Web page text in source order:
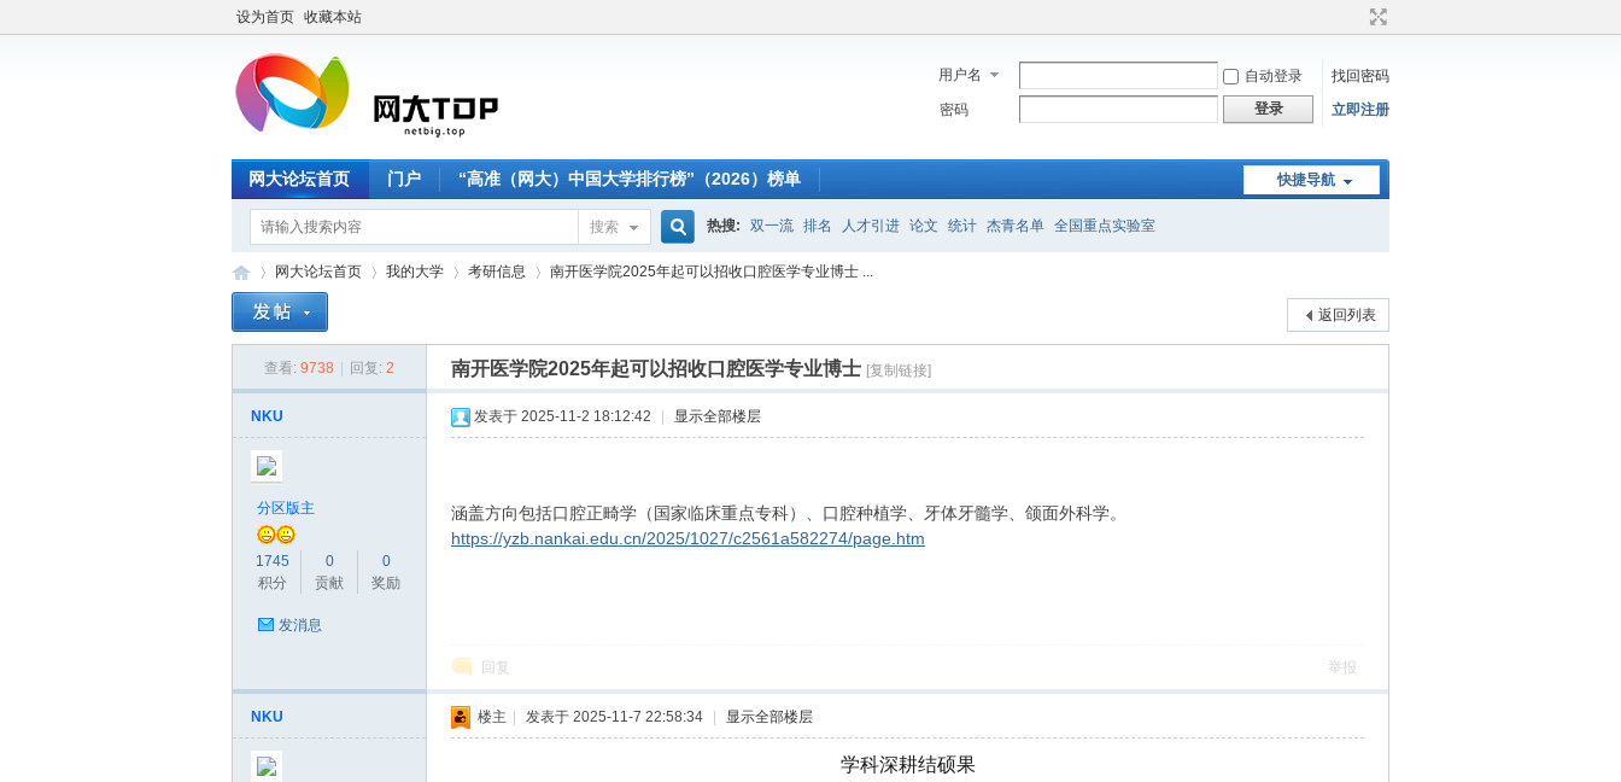
设为首页 收藏本站
用户名 自动登录
找回密码
密码
登录 立即注册
快捷导航
网大论坛首页 门户 “高准（网大）中国大学排行榜”（2026）榜单
搜索
搜
索
热搜: 双一流 排名 人才引进 论文 统计 杰青名单 全国重点实验室
网大论坛首页
›
我的大学 考研信息
›
南开医学院2025年起可以招收口腔医学专业博士 ...
返回列表
查看: 9738 回复: 2 南开医学院2025年起可以招收口腔医学专业博士 [复制链接]
NKU
分区版主
1745
积分
0
贡献
0
奖励
发消息
发表于 2025-11-2 18:12:42 显示全部楼层
涵盖方向包括口腔正畸学（国家临床重点专科）、口腔种植学、牙体牙髓学、颌面外科学。
https://yzb.nankai.edu.cn/2025/1027/c2561a582274/page.htm
回复 举报
NKU 楼主 发表于 2025-11-7 22:58:34 显示全部楼层
学科深耕结硕果